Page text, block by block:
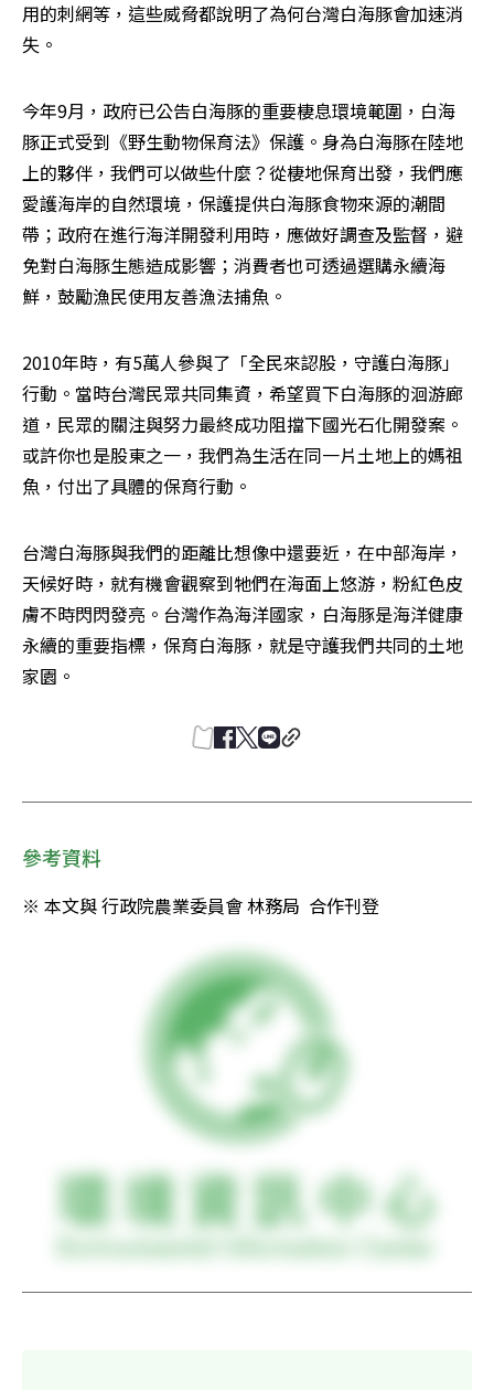
用的刺網等，這些威脅都說明了為何台灣白海豚會加速消
失。
今年9月，政府已公告白海豚的重要棲息環境範圍，白海
豚正式受到《野生動物保育法》保護。身為白海豚在陸地
上的夥伴，我們可以做些什麼？從棲地保育出發，我們應
愛護海岸的自然環境，保護提供白海豚食物來源的潮間
帶；政府在進行海洋開發利用時，應做好調查及監督，避
免對白海豚生態造成影響；消費者也可透過選購永續海
鮮，鼓勵漁民使用友善漁法捕魚。
2010年時，有5萬人參與了「全民來認股，守護白海豚」
行動。當時台灣民眾共同集資，希望買下白海豚的洄游廊
道，民眾的關注與努力最終成功阻擋下國光石化開發案。
或許你也是股東之一，我們為生活在同一片土地上的媽祖
魚，付出了具體的保育行動。
台灣白海豚與我們的距離比想像中還要近，在中部海岸，
天候好時，就有機會觀察到牠們在海面上悠游，粉紅色皮
膚不時閃閃發亮。台灣作為海洋國家，白海豚是海洋健康
永續的重要指標，保育白海豚，就是守護我們共同的土地
家園。
參考資料
※ 本文與 行政院農業委員會 林務局  合作刊登